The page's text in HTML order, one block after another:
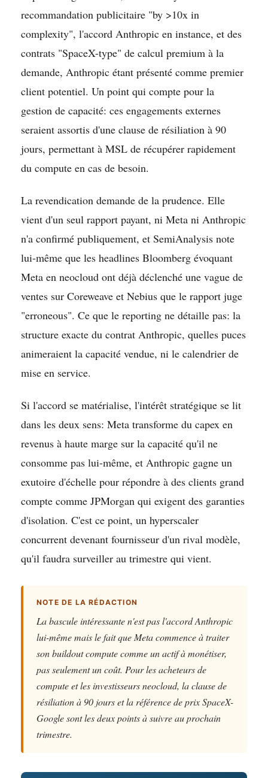
recommandation publicitaire "by >10x in
complexity", l'accord Anthropic en instance, et des
contrats "SpaceX-type" de calcul premium à la
demande, Anthropic étant présenté comme premier
client potentiel. Un point qui compte pour la
gestion de capacité: ces engagements externes
seraient assortis d'une clause de résiliation à 90
jours, permettant à MSL de récupérer rapidement
du compute en cas de besoin.
La revendication demande de la prudence. Elle
vient d'un seul rapport payant, ni Meta ni Anthropic
n'a confirmé publiquement, et SemiAnalysis note
lui-même que les headlines Bloomberg évoquant
Meta en neocloud ont déjà déclenché une vague de
ventes sur Coreweave et Nebius que le rapport juge
"erroneous". Ce que le reporting ne détaille pas: la
structure exacte du contrat Anthropic, quelles puces
animeraient la capacité vendue, ni le calendrier de
mise en service.
Si l'accord se matérialise, l'intérêt stratégique se lit
dans les deux sens: Meta transforme du capex en
revenus à haute marge sur la capacité qu'il ne
consomme pas lui-même, et Anthropic gagne un
exutoire d'échelle pour répondre à des clients grand
compte comme JPMorgan qui exigent des garanties
d'isolation. C'est ce point, un hyperscaler
concurrent devenant fournisseur d'un rival modèle,
qu'il faudra surveiller au trimestre qui vient.
NOTE DE LA RÉDACTION
La bascule intéressante n'est pas l'accord Anthropic
lui-même mais le fait que Meta commence à traiter
son buildout compute comme un actif à monétiser,
pas seulement un coût. Pour les acheteurs de
compute et les investisseurs neocloud, la clause de
résiliation à 90 jours et la référence de prix SpaceX-
Google sont les deux points à suivre au prochain
trimestre.